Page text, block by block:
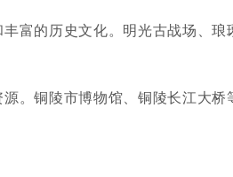
富的历史文化。明光古战场、琅
。铜陵市博物馆、铜陵长江大桥